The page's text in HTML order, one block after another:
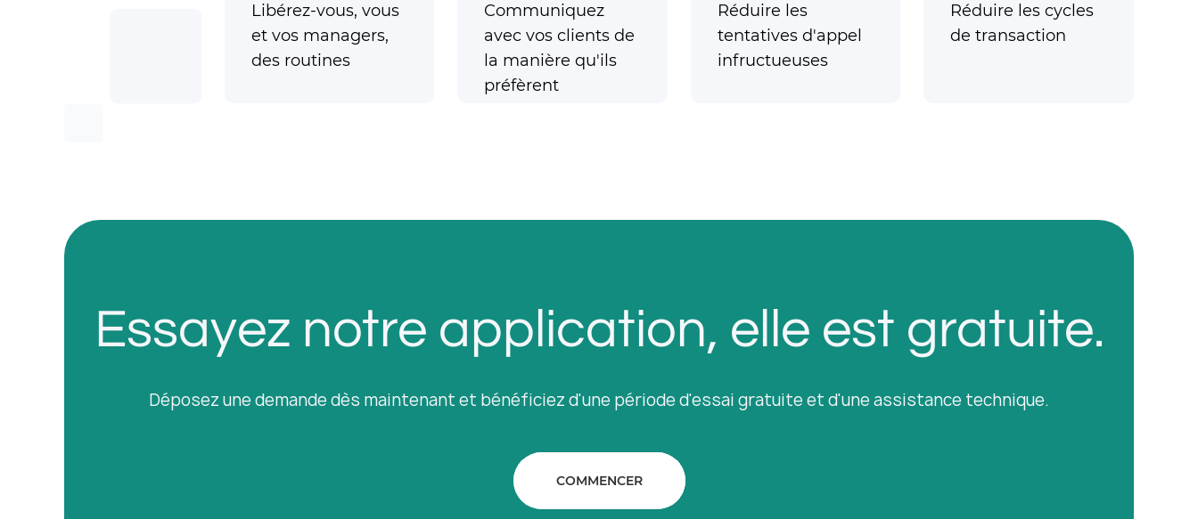
Libérez-vous, vous
et vos managers,
des routines
Communiquez
avec vos clients de
la manière qu'ils
préfèrent
Réduire les
tentatives d'appel
infructueuses
Réduire les cycles
de transaction
Essayez notre application, elle est gratuite.
Déposez une demande dès maintenant et bénéficiez d'une période d'essai gratuite et d'une assistance technique.
COMMENCER